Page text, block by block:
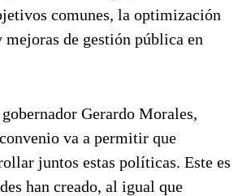
comunes, la optimización
mejoras de gestión pública en
Gerardo Morales,
va a permitir que
juntos estas políticas. Este es
han creado, al igual que